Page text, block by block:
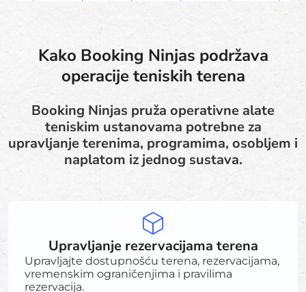
Kako Booking Ninjas podržava
operacije teniskih terena
Booking Ninjas pruža operativne alate
teniskim ustanovama potrebne za
upravljanje terenima, programima, osobljem i
naplatom iz jednog sustava.
Upravljanje rezervacijama terena
Upravljajte dostupnošću terena, rezervacijama,
vremenskim ograničenjima i pravilima
rezervacija.